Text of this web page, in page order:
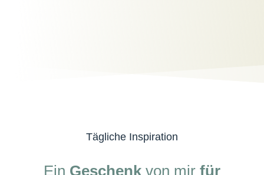
Tägliche Inspiration
Ein Geschenkvon mir für